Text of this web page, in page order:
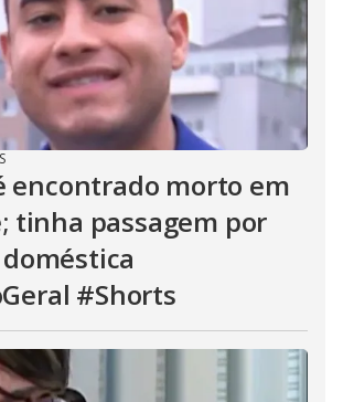
encontrado morto em
tinha passagem por
#Shorts